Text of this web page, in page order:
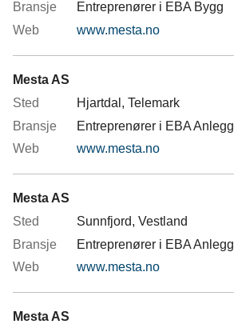
Entreprenører i EBA Bygg
www.mesta.no
Mesta AS
Hjartdal, Telemark
Entreprenører i EBA Anlegg
www.mesta.no
Mesta AS
Sunnfjord, Vestland
Entreprenører i EBA Anlegg
www.mesta.no
Mesta AS